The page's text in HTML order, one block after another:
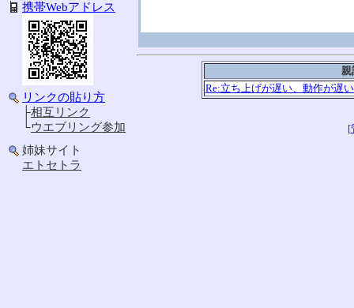
携帯Webアドレス
リンクの貼り方
├相互リンク
└ウエブリング参加
姉妹サイト
エトセトラ
親
Re:立ち上げが遅い、動作が遅
[